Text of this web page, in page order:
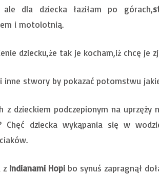
dla dziecka łaziłam po górach,
i motolotnią.
dziecku,że tak je kocham,iż chcę je
inne stwory by pokazać potomstwu
z dzieckiem podczepionym na uprzęży
Chęć dziecka wykąpania się w
z Indianami Hopi bo synuś zapragnął